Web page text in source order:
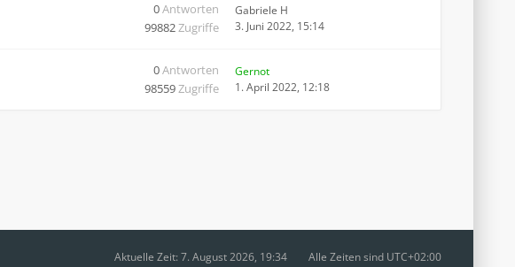
0Antworten
99882Zugriffe
Gabriele H
3. Juni 2022, 15:14
0Antworten
98559Zugriffe
Gernot
1. April 2022, 12:18
Alle Zeiten sind UTC+02:00
Aktuelle Zeit: 7. August 2026, 19:34